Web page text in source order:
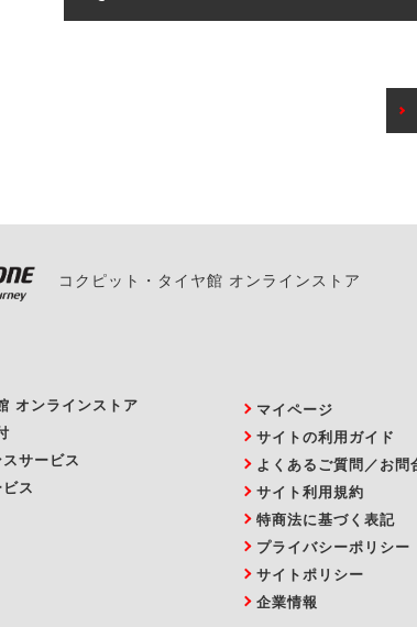
また、やむを得ない事由によりご
コクピット・タイヤ館 オンラインストア
オンラインストア
サービス
ス
マイページ
サイトの利用ガイド
よくあるご質問／お問
サイト利用規約
特商法に基づく表記
プライバシーポリシー
サイトポリシー
企業情報